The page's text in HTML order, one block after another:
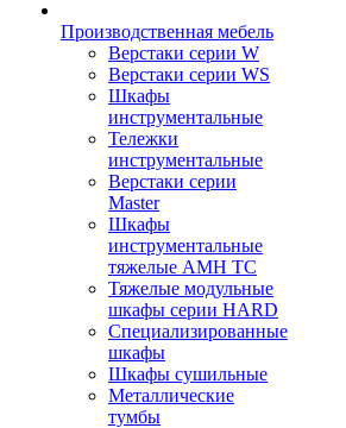
Производственная мебель
Верстаки серии W
Верстаки серии WS
Шкафы
инструментальные
Тележки
инструментальные
Верстаки серии
Master
Шкафы
инструментальные
тяжелые AMH TC
Тяжелые модульные
шкафы серии HARD
Cпециализированные
шкафы
Шкафы сушильные
Металлические
тумбы